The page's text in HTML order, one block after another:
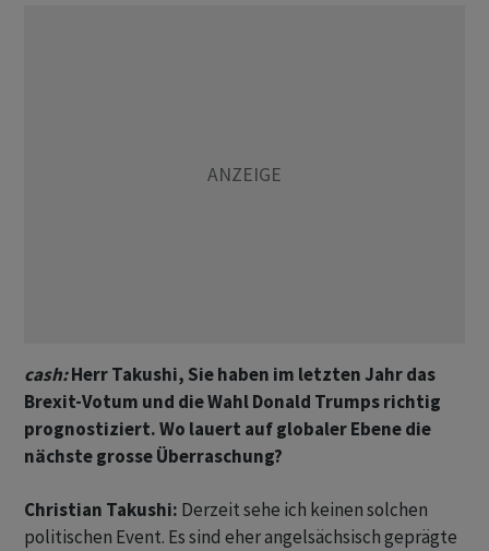
cash:Herr Takushi, Sie haben im letzten Jahr das
Brexit-Votum und die Wahl Donald Trumps richtig
prognostiziert. Wo lauert auf globaler Ebene die
nächste grosse Überraschung?
Christian Takushi: Derzeit sehe ich keinen solchen
politischen Event. Es sind eher angelsächsisch geprägte